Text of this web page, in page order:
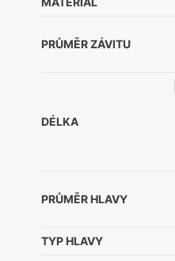
PRŮMĚR ZÁVITU
DÉLKA
PRŮMĚR HLAVY
TYP HLAVY